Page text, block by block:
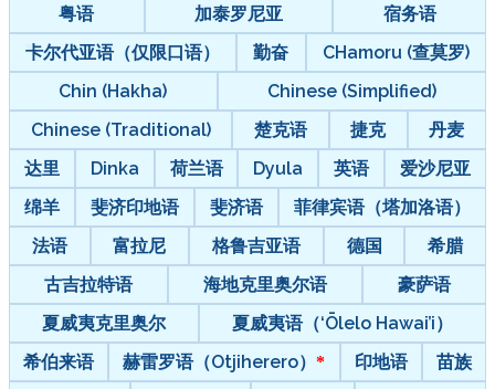
粤语
加泰罗尼亚
宿务语
卡尔代亚语（仅限口语）
勤奋
CHamoru (查莫罗)
Chin (Hakha)
Chinese (Simplified)
Chinese (Traditional)
楚克语 捷克
丹麦
达里
Dinka 荷兰语 Dyula 英语
爱沙尼亚
绵羊
斐济印地语 斐济语
菲律宾语（塔加洛语）
法语
富拉尼 格鲁吉亚语 德国
希腊
古吉拉特语
海地克里奥尔语
豪萨语
夏威夷克里奥尔
夏威夷语（‘Ōlelo Hawai’i）
希伯来语
赫雷罗语（Otjiherero） 印地语
苗族